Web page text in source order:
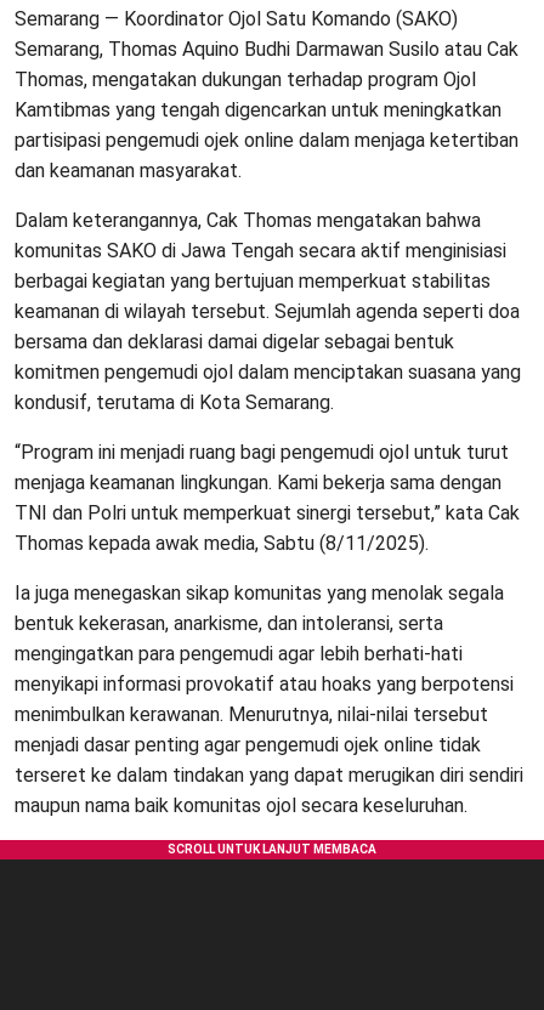
Semarang — Koordinator Ojol Satu Komando (SAKO)
Semarang, Thomas Aquino Budhi Darmawan Susilo atau Cak
Thomas, mengatakan dukungan terhadap program Ojol
Kamtibmas yang tengah digencarkan untuk meningkatkan
partisipasi pengemudi ojek online dalam menjaga ketertiban
dan keamanan masyarakat.
Dalam keterangannya, Cak Thomas mengatakan bahwa
komunitas SAKO di Jawa Tengah secara aktif menginisiasi
berbagai kegiatan yang bertujuan memperkuat stabilitas
keamanan di wilayah tersebut. Sejumlah agenda seperti doa
bersama dan deklarasi damai digelar sebagai bentuk
komitmen pengemudi ojol dalam menciptakan suasana yang
kondusif, terutama di Kota Semarang.
“Program ini menjadi ruang bagi pengemudi ojol untuk turut
menjaga keamanan lingkungan. Kami bekerja sama dengan
TNI dan Polri untuk memperkuat sinergi tersebut,” kata Cak
Thomas kepada awak media, Sabtu (8/11/2025).
Ia juga menegaskan sikap komunitas yang menolak segala
bentuk kekerasan, anarkisme, dan intoleransi, serta
mengingatkan para pengemudi agar lebih berhati-hati
menyikapi informasi provokatif atau hoaks yang berpotensi
menimbulkan kerawanan. Menurutnya, nilai-nilai tersebut
menjadi dasar penting agar pengemudi ojek online tidak
terseret ke dalam tindakan yang dapat merugikan diri sendiri
maupun nama baik komunitas ojol secara keseluruhan.